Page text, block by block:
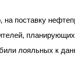
поставку
лояльных к